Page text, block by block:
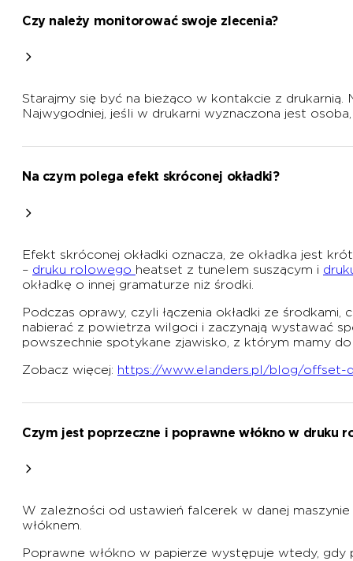
Czy należy monitorować swoje zlecenia?
Starajmy się być na bieżąco w kontakcie z
Najwygodniej, jeśli w drukarni wyznaczona jest
Na czym polega efekt skróconej okładki?
Efekt skróconej okładki oznacza, że okładka jest
– druku rolowego heatset z tunelem suszącym i
okładkę o innej gramaturze niż środki.
Podczas oprawy, czyli łączenia okładki ze
nabierać z powietrza wilgoci i zaczynają wystawać
powszechnie spotykane zjawisko, z którym mamy
Zobacz więcej: https://www.elanders.pl/blog/offset-
Czym jest poprzeczne i poprawne włókno w druku
W zależności od ustawień falcerek w danej
włóknem.
Poprawne włókno w papierze występuje wtedy,